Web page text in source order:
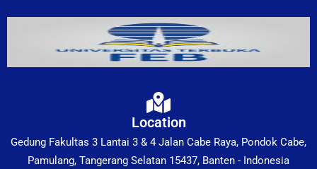
Location
Gedung Fakultas 3 Lantai 3 & 4 Jalan Cabe Raya, Pondok Cabe,
Pamulang, Tangerang Selatan 15437, Banten - Indonesia